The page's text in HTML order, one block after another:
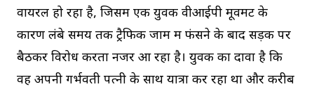
वायरल हो रहा है, जिसमें एक युवक वीआईपी मूवमेंट के
कारण लंबे समय तक ट्रैफिक जाम में फंसने के बाद सड़क पर
बैठकर विरोध करता नजर आ रहा है। युवक का दावा है कि
वह अपनी गर्भवती पत्नी के साथ यात्रा कर रहा था और करीब